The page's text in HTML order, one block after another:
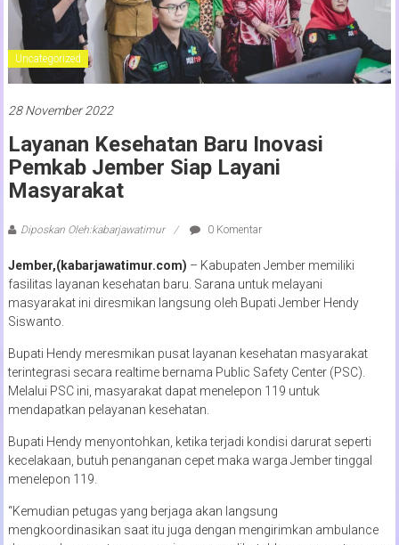
Uncategorized
28 November 2022
Layanan Kesehatan Baru Inovasi
Pemkab Jember Siap Layani
Masyarakat
Diposkan Oleh:kabarjawatimur 0 Komentar
Jember,(kabarjawatimur.com) – Kabupaten Jember memiliki
fasilitas layanan kesehatan baru. Sarana untuk melayani
masyarakat ini diresmikan langsung oleh Bupati Jember Hendy
Siswanto.
Bupati Hendy meresmikan pusat layanan kesehatan masyarakat
terintegrasi secara realtime bernama Public Safety Center (PSC).
Melalui PSC ini, masyarakat dapat menelepon 119 untuk
mendapatkan pelayanan kesehatan.
Bupati Hendy menyontohkan, ketika terjadi kondisi darurat seperti
kecelakaan, butuh penanganan cepet maka warga Jember tinggal
menelepon 119.
“Kemudian petugas yang berjaga akan langsung
mengkoordinasikan saat itu juga dengan mengirimkan ambulance